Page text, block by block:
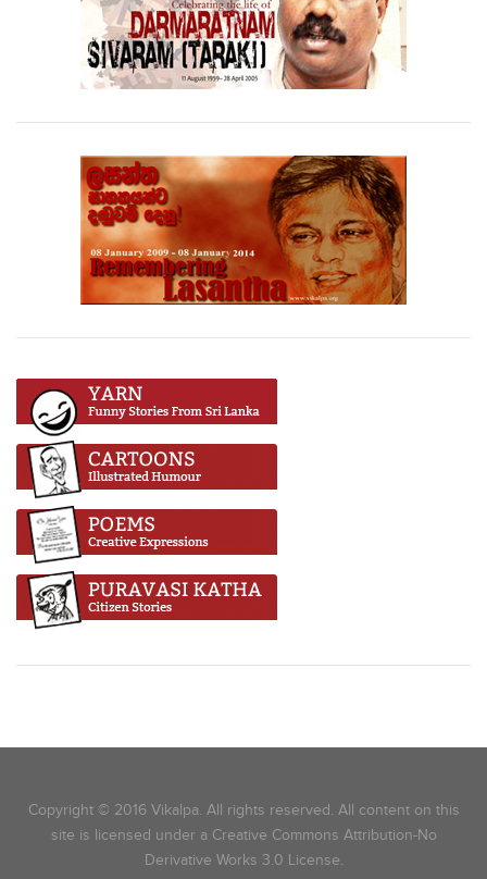
Copyright © 2016 Vikalpa. All rights reserved. All content on this
site is licensed under a Creative Commons Attribution-No
Derivative Works 3.0 License.